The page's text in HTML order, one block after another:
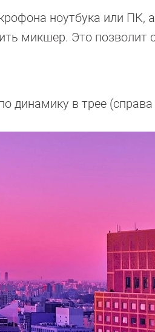
ноутбука или
микшер. Это позволит
в трее (справа